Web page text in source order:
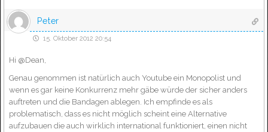
Peter
15. Oktober 2012 20:54
Hi @Dean,
Genau genommen ist natürlich auch Youtube ein Monopolist und
wenn es gar keine Konkurrenz mehr gäbe würde der sicher anders
auftreten und die Bandagen ablegen. Ich empfinde es als
problematisch, dass es nicht möglich scheint eine Alternative
aufzubauen die auch wirklich international funktioniert, einen nicht